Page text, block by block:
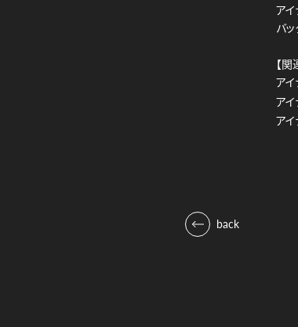
ア
バ
【関
アイ
ア
ア
back